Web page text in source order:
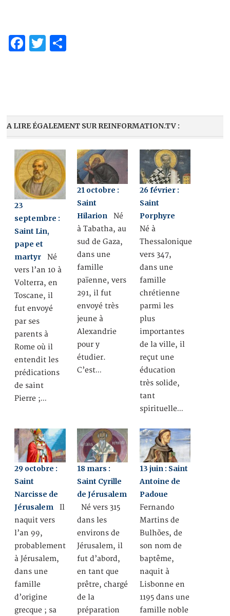
Facebook
Twitter
A LIRE ÉGALEMENT SUR REINFORMATION.TV :
23
septembre :
Saint Lin,
pape et
martyr Né
vers l’an 10 à
Volterra, en
Toscane, il
fut envoyé
par ses
parents à
Rome où il
entendit les
prédications
de saint
Pierre ;…
21 octobre :
Saint
Hilarion Né
à Tabatha, au
sud de Gaza,
dans une
famille
païenne, vers
291, il fut
envoyé très
jeune à
Alexandrie
pour y
étudier.
C’est…
26 février :
Saint
Porphyre
Né à
Thessalonique
vers 347,
dans une
famille
chrétienne
parmi les
plus
importantes
de la ville, il
reçut une
éducation
très solide,
tant
spirituelle…
29 octobre :
Saint
Narcisse de
Jérusalem Il
naquit vers
l’an 99,
probablement
à Jérusalem,
dans une
famille
d’origine
grecque ; sa
18 mars :
Saint Cyrille
de Jérusalem
Né vers 315
dans les
environs de
Jérusalem, il
fut d’abord,
en tant que
prêtre, chargé
de la
préparation
13 juin : Saint
Antoine de
Padoue
Fernando
Martins de
Bulhões, de
son nom de
baptême,
naquit à
Lisbonne en
1195 dans une
famille noble